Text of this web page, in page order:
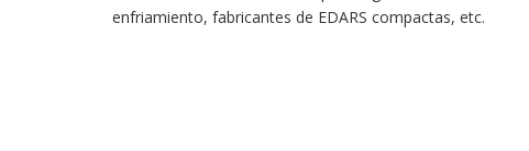
enfriamiento, fabricantes de EDARS compactas, etc.